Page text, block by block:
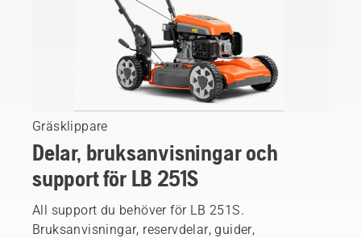
Gräsklippare
Delar, bruksanvisningar och
support för LB 251S
All support du behöver för LB 251S.
Bruksanvisningar, reservdelar, guider,